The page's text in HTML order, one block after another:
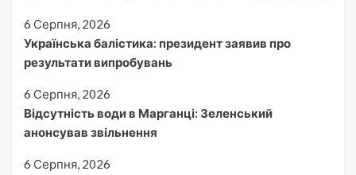
6 Серпня, 2026
Українська балістика: президент заявив про
результати випробувань
6 Серпня, 2026
Відсутність води в Марганці: Зеленський
анонсував звільнення
6 Серпня, 2026